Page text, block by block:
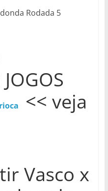
Rodada 5
<< veja
Vasco x